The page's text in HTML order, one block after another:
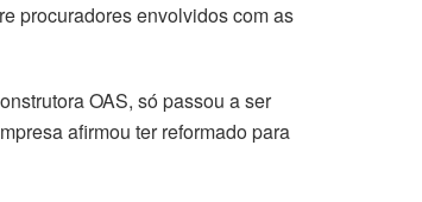
procuradores envolvidos com as
OAS, só passou a ser
afirmou ter reformado para